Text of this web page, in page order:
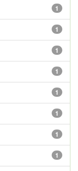
1
1
1
1
1
1
1
1